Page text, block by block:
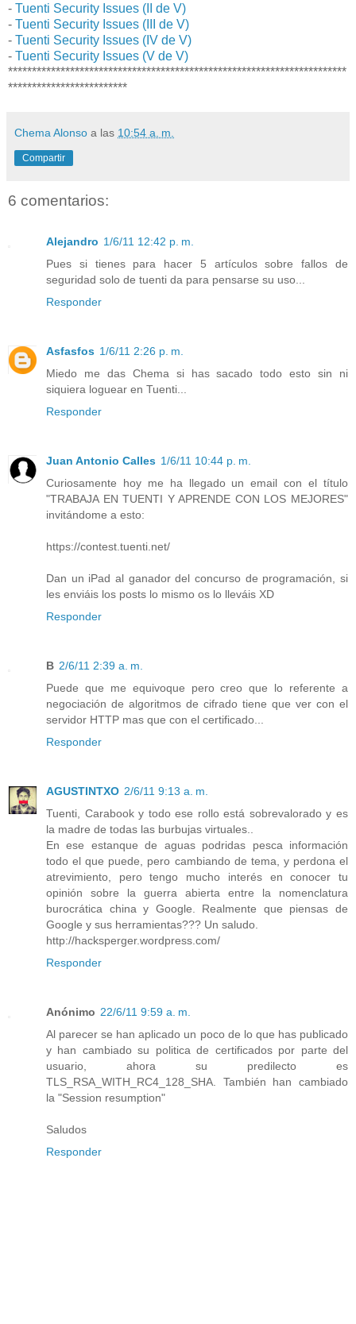
- Tuenti Security Issues (II de V)
- Tuenti Security Issues (III de V)
- Tuenti Security Issues (IV de V)
- Tuenti Security Issues (V de V)
***********************************************************************
*************************
Chema Alonso a las 10:54 a. m.
Compartir
6 comentarios:
Alejandro 1/6/11 12:42 p. m.
Pues si tienes para hacer 5 artículos sobre fallos de
seguridad solo de tuenti da para pensarse su uso...
Responder
Asfasfos 1/6/11 2:26 p. m.
Miedo me das Chema si has sacado todo esto sin ni
siquiera loguear en Tuenti...
Responder
Juan Antonio Calles 1/6/11 10:44 p. m.
Curiosamente hoy me ha llegado un email con el título
"TRABAJA EN TUENTI Y APRENDE CON LOS MEJORES"
invitándome a esto:
https://contest.tuenti.net/
Dan un iPad al ganador del concurso de programación, si
les enviáis los posts lo mismo os lo lleváis XD
Responder
B 2/6/11 2:39 a. m.
Puede que me equivoque pero creo que lo referente a
negociación de algoritmos de cifrado tiene que ver con el
servidor HTTP mas que con el certificado...
Responder
AGUSTINTXO 2/6/11 9:13 a. m.
Tuenti, Carabook y todo ese rollo está sobrevalorado y es
la madre de todas las burbujas virtuales..
En ese estanque de aguas podridas pesca información
todo el que puede, pero cambiando de tema, y perdona el
atrevimiento, pero tengo mucho interés en conocer tu
opinión sobre la guerra abierta entre la nomenclatura
burocrática china y Google. Realmente que piensas de
Google y sus herramientas??? Un saludo.
http://hacksperger.wordpress.com/
Responder
Anónimo 22/6/11 9:59 a. m.
Al parecer se han aplicado un poco de lo que has publicado
y han cambiado su politica de certificados por parte del
usuario, ahora su predilecto es
TLS_RSA_WITH_RC4_128_SHA. También han cambiado
la "Session resumption"
Saludos
Responder